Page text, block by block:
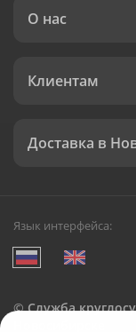
О нас
Клиентам
Доставка в
Язык интерфейса:
©Служба